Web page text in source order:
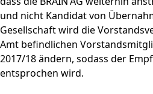
und nicht Kandidat von
Gesellschaft wird die
Amt befindlichen
2017/18 ändern, sodass der
entsprochen wird.